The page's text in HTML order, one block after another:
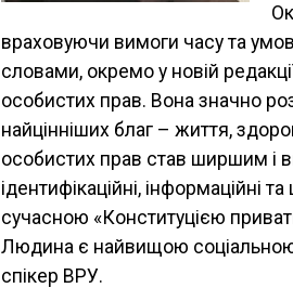
враховуючи вимоги часу та
словами, окремо у новій
особистих прав. Вона значно
найцінніших благ – життя,
особистих прав став ширшим і
ідентифікаційні, інформаційні
сучасною «Конституцією
Людина є найвищою соціальною
спікер ВРУ.